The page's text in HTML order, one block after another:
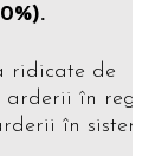
ridicate de
arderii în
în sistem